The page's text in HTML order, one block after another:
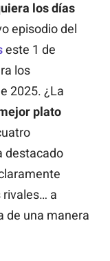
los días
episodio del
este 1 de
los
2025. ¿La
plato
destacado
rivales… a
de una manera